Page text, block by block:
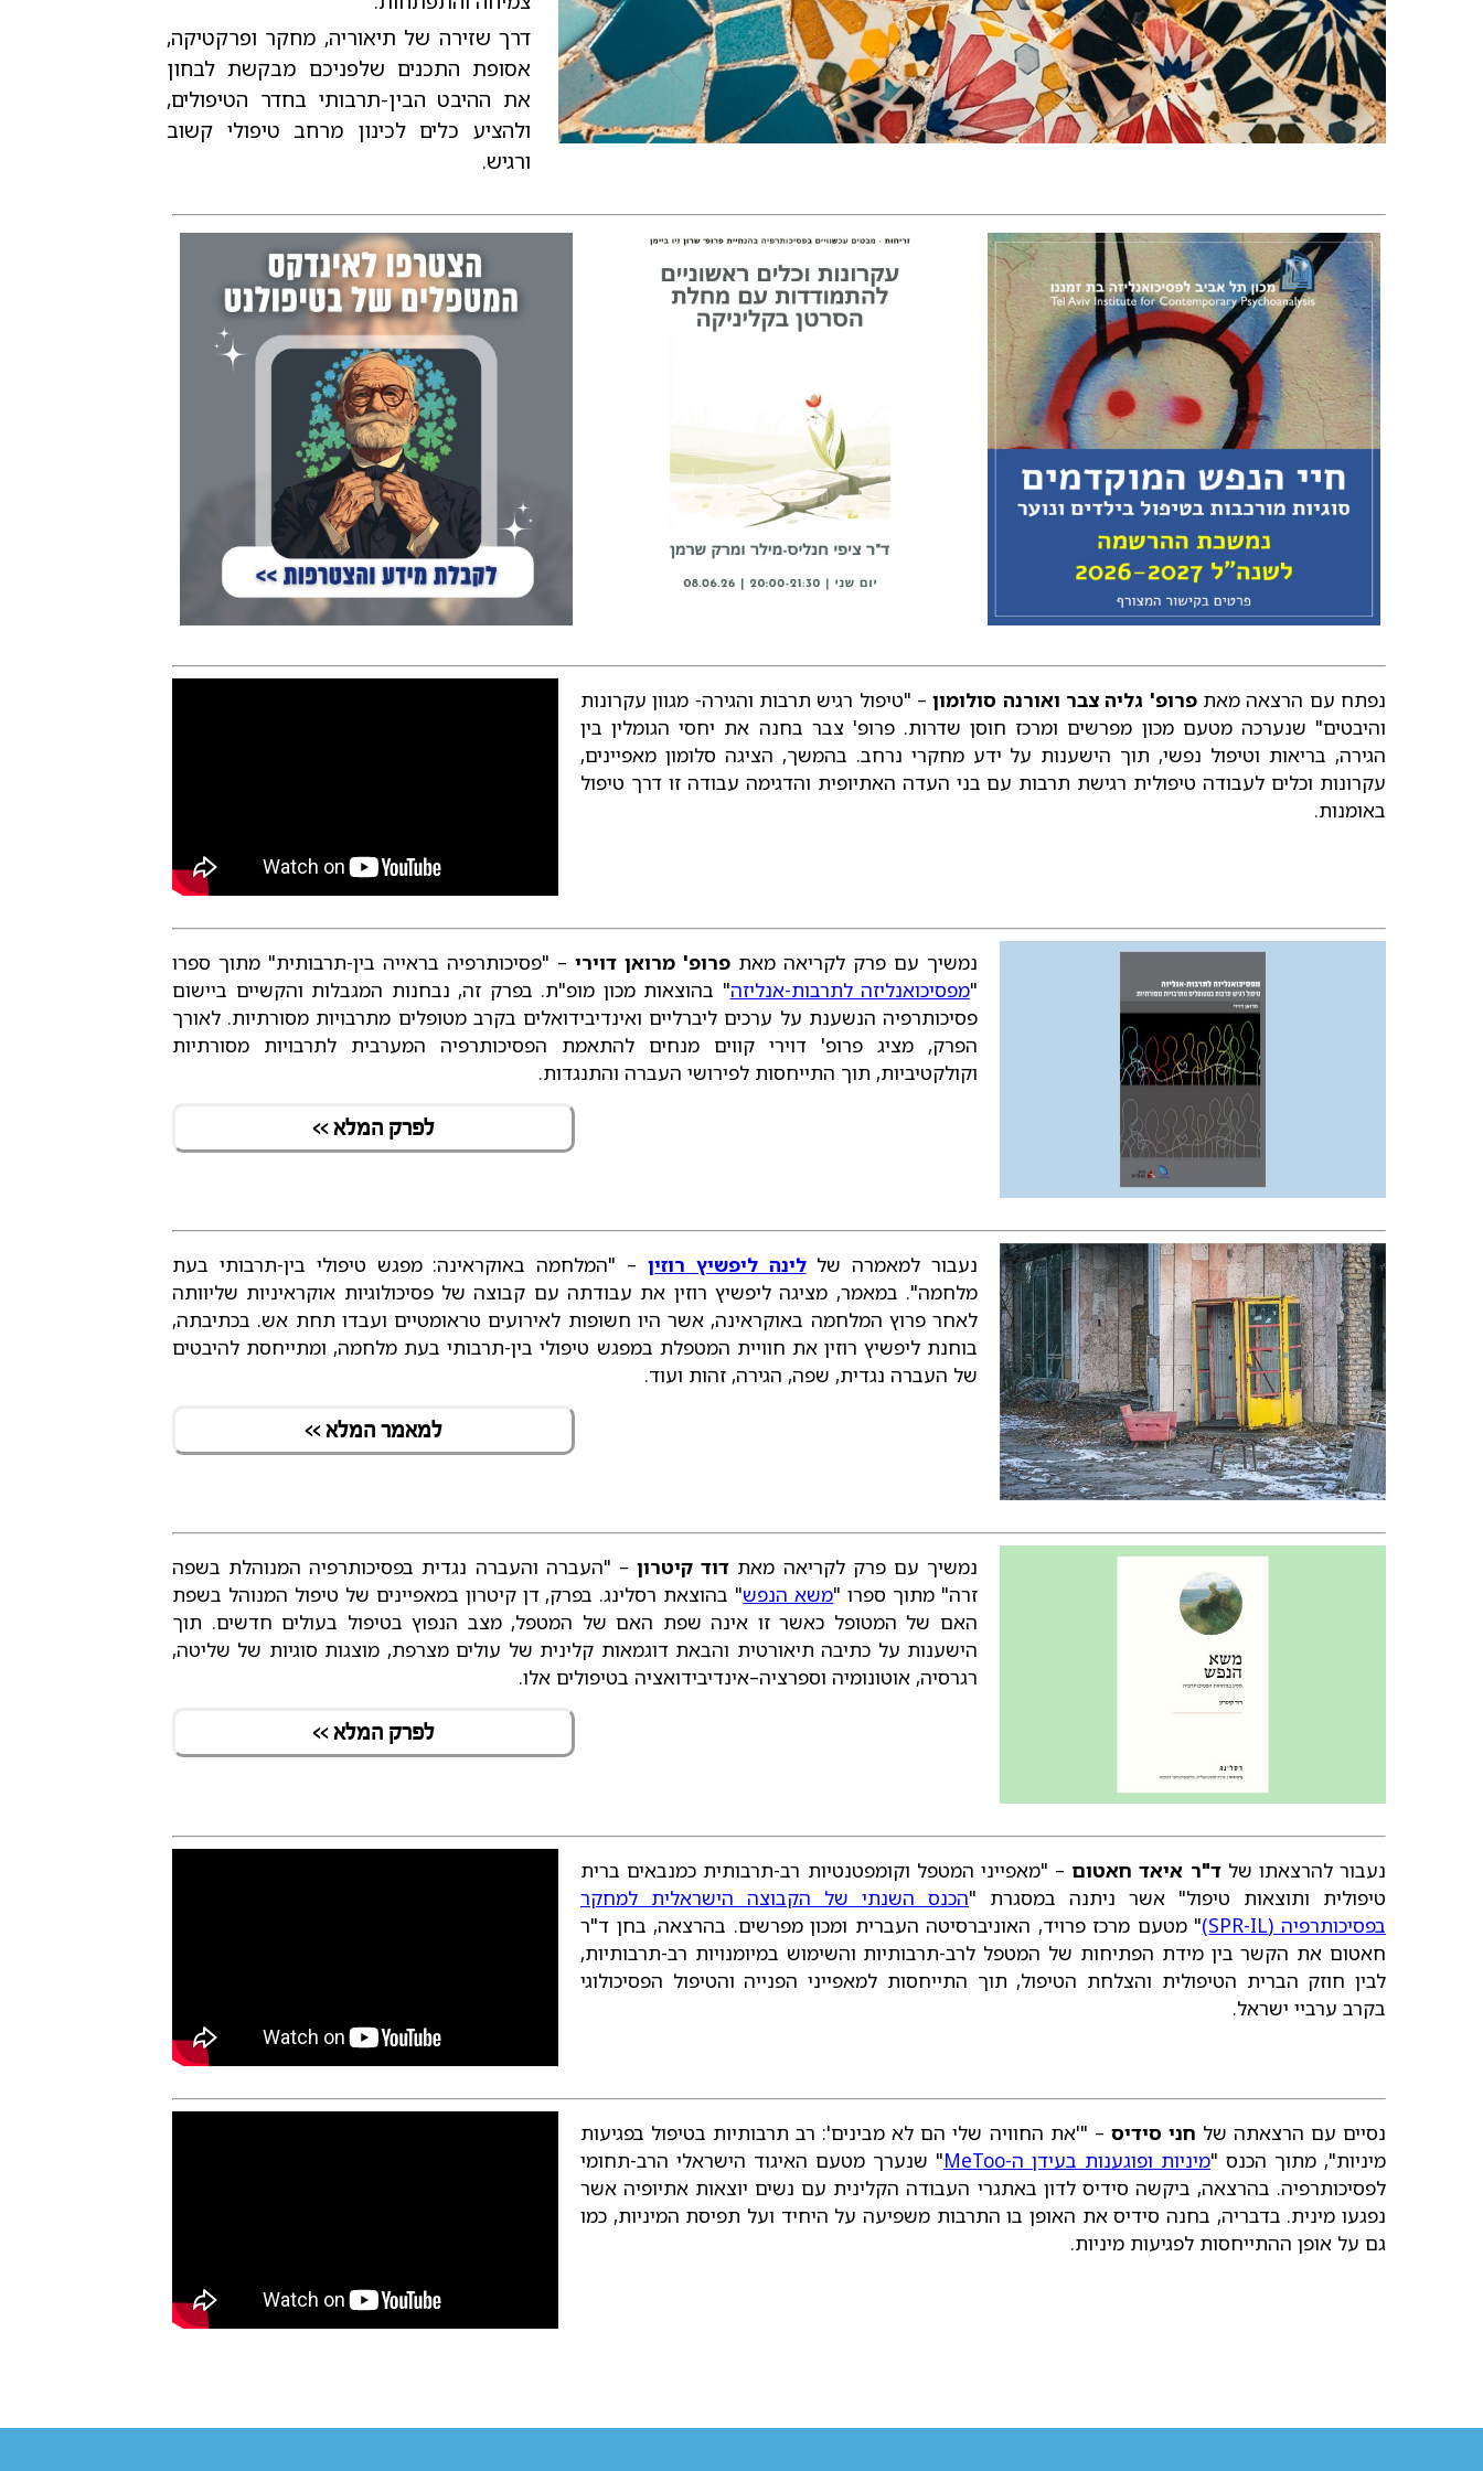
דרך שזירה של תיאוריה, מחקר ופרקטיקה,
אסופת התכנים שלפניכם מבקשת לבחון
את ההיבט הבין-תרבותי בחדר הטיפולים,
ולהציע כלים לכינון מרחב טיפולי קשוב
ורגיש.
נפתח עם הרצאה מאתפרופ' גליה צבר ואורנה סולומון– "טיפול רגיש תרבות והגירה- מגוון עקרונות
והיבטים" שנערכה מטעם מכון מפרשים ומרכז חוסן שדרות. פרופ' צבר בחנה את יחסי הגומלין בין
הגירה, בריאות וטיפול נפשי, תוך הישענות על ידע מחקרי נרחב. בהמשך, הציגה סלומון מאפיינים,
עקרונות וכלים לעבודה טיפולית רגישת תרבות עם בני העדה האתיופית והדגימה עבודה זו דרך טיפול
באומנות.
נמשיך עם פרק לקריאה מאת פרופ' מרואן דוירי – "פסיכותרפיה בראייה בין-תרבותית" מתוך ספרו
"מפסיכואנליזה לתרבות-אנליזה" בהוצאות מכון מופ"ת. בפרק זה, נבחנות המגבלות והקשיים ביישום
פסיכותרפיה הנשענת על ערכים ליברליים ואינדיבידואלים בקרב מטופלים מתרבויות מסורתיות. לאורך
הפרק, מציג פרופ' דוירי קווים מנחים להתאמת הפסיכותרפיה המערבית לתרבויות מסורתיות
וקולקטיביות, תוך התייחסות לפירושי העברה והתנגדות.
לפרק המלא >>
נעבור למאמרה שללינה ליפשיץ רוזין – "המלחמה באוקראינה: מפגש טיפולי בין-תרבותי בעת
מלחמה". במאמר, מציגה ליפשיץ רוזין את עבודתה עם קבוצה של פסיכולוגיות אוקראיניות שליוותה
לאחר פרוץ המלחמה באוקראינה, אשר היו חשופות לאירועים טראומטיים ועבדו תחת אש. בכתיבתה,
בוחנת ליפשיץ רוזין את חוויית המטפלת במפגש טיפולי בין-תרבותי בעת מלחמה, ומתייחסת להיבטים
של העברה נגדית, שפה, הגירה, זהות ועוד.
למאמר המלא >>
נמשיך עם פרק לקריאה מאת דוד קיטרון– "העברה והעברה נגדית בפסיכותרפיה המנוהלת בשפה
זרה" מתוך ספרו "משא הנפש" בהוצאת רסלינג. בפרק, דן קיטרון במאפיינים של טיפול המנוהל בשפת
האם של המטופל כאשר זו אינה שפת האם של המטפל, מצב הנפוץ בטיפול בעולים חדשים. תוך
הישענות על כתיבה תיאורטית והבאת דוגמאות קלינית של עולים מצרפת, מוצגות סוגיות של שליטה,
רגרסיה, אוטונומיה וספרציה–אינדיבידואציה בטיפולים אלו.
לפרק המלא >>
נעבור להרצאתו שלד"ר איאד חאטום – "מאפייני המטפל וקומפטנטיות רב-תרבותית כמנבאים ברית
טיפולית ותוצאות טיפול" אשר ניתנה במסגרת "הכנס השנתי של הקבוצה הישראלית למחקר
בפסיכותרפיה (SPR-IL)
" מטעם מרכז פרויד, האוניברסיטה העברית ומכון מפרשים. בהרצאה, בחן ד"ר
חאטום את הקשר בין מידת הפתיחות של המטפל לרב-תרבותיות והשימוש במיומנויות רב-תרבותיות,
לבין חוזק הברית הטיפולית והצלחת הטיפול, תוך התייחסות למאפייני הפנייה והטיפול הפסיכולוגי
בקרב ערביי ישראל.
נסיים עם הרצאתה של חני סידיס – "'את החוויה שלי הם לא מבינים': רב תרבותיות בטיפול בפגיעות
מיניות", מתוך הכנס "מיניות ופוגענות בעידן ה-MeToo
" שנערך מטעם האיגוד הישראלי הרב-תחומי
לפסיכותרפיה. בהרצאה, ביקשה סידיס לדון באתגרי העבודה הקלינית עם נשים יוצאות אתיופיה אשר
נפגעו מינית. בדבריה, בחנה סידיס את האופן בו התרבות משפיעה על היחיד ועל תפיסת המיניות, כמו
גם על אופן ההתייחסות לפגיעות מיניות.